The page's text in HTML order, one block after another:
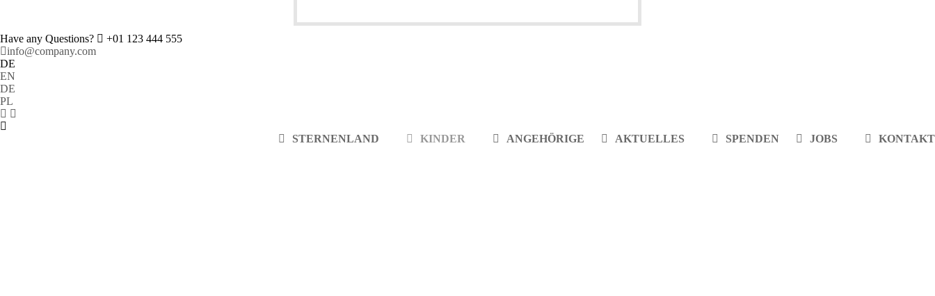
Have any Questions?
+01 123 444 555
info@company.com
DE
EN
DE
PL
STERNENLAND KINDER ANGEHÖRIGE AKTUELLES SPENDEN JOBS KONTAKT